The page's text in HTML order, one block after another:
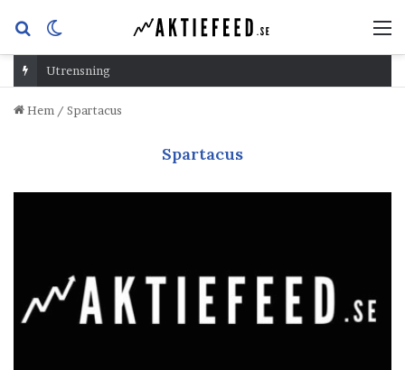
Sök
efterskin
Utrensning
Hem / Spartacus
Spartacus